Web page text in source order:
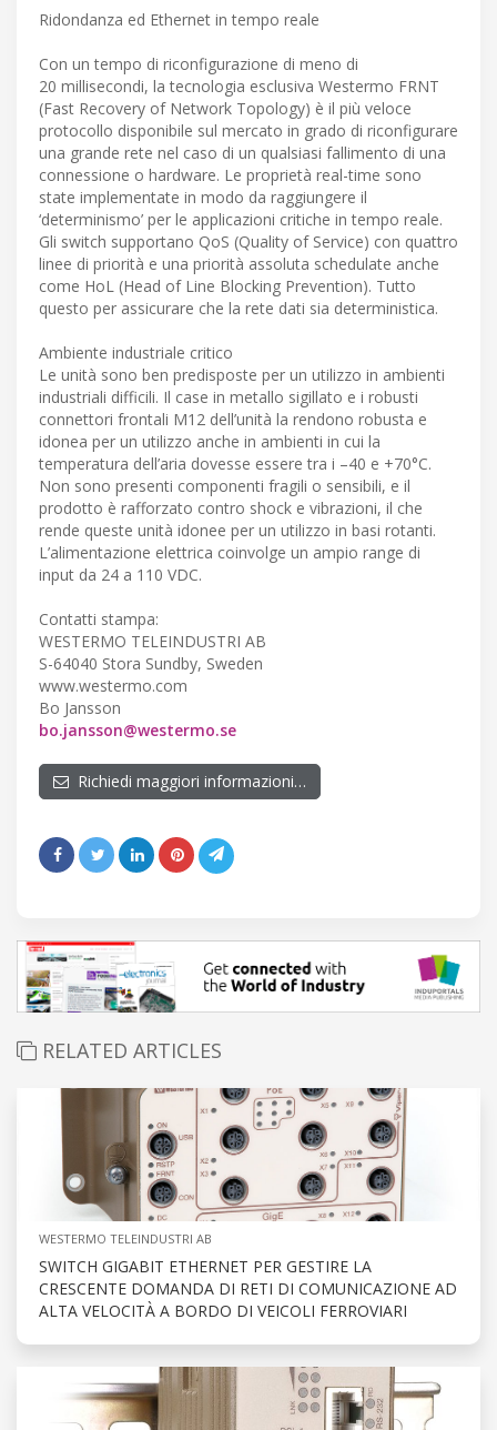
Ridondanza ed Ethernet in tempo reale
Con un tempo di riconfigurazione di meno di
20 millisecondi, la tecnologia esclusiva Westermo FRNT
(Fast Recovery of Network Topology) è il più veloce
protocollo disponibile sul mercato in grado di riconfigurare
una grande rete nel caso di un qualsiasi fallimento di una
connessione o hardware. Le proprietà real-time sono
state implementate in modo da raggiungere il
‘determinismo’ per le applicazioni critiche in tempo reale.
Gli switch supportano QoS (Quality of Service) con quattro
linee di priorità e una priorità assoluta schedulate anche
come HoL (Head of Line Blocking Prevention). Tutto
questo per assicurare che la rete dati sia deterministica.
Ambiente industriale critico
Le unità sono ben predisposte per un utilizzo in ambienti
industriali difficili. Il case in metallo sigillato e i robusti
connettori frontali M12 dell’unità la rendono robusta e
idonea per un utilizzo anche in ambienti in cui la
temperatura dell’aria dovesse essere tra i –40 e +70°C.
Non sono presenti componenti fragili o sensibili, e il
prodotto è rafforzato contro shock e vibrazioni, il che
rende queste unità idonee per un utilizzo in basi rotanti.
L’alimentazione elettrica coinvolge un ampio range di
input da 24 a 110 VDC.
Contatti stampa:
WESTERMO TELEINDUSTRI AB
S-64040 Stora Sundby, Sweden
www.westermo.com
Bo Jansson
bo.jansson@westermo.se
Richiedi maggiori informazioni…
RELATED ARTICLES
WESTERMO TELEINDUSTRI AB
SWITCH GIGABIT ETHERNET PER GESTIRE LA
CRESCENTE DOMANDA DI RETI DI COMUNICAZIONE AD
ALTA VELOCITÀ A BORDO DI VEICOLI FERROVIARI